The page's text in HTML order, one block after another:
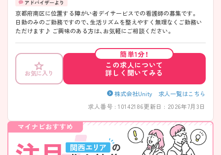
京都府南区に位置する障がい者デイサービスでの看護師の募集です。
日勤のみのご勤務ですので、生活リズムを整えやすく無理なくご勤務い
ただけます♪ ご興味のある方は、お気軽にご相談ください。
お気に入り
簡単1分！
この求人について
詳しく聞いてみる
株式会社Unity 求人一覧はこちら
求人番号 : 10142186更新日 : 2026年7月3日